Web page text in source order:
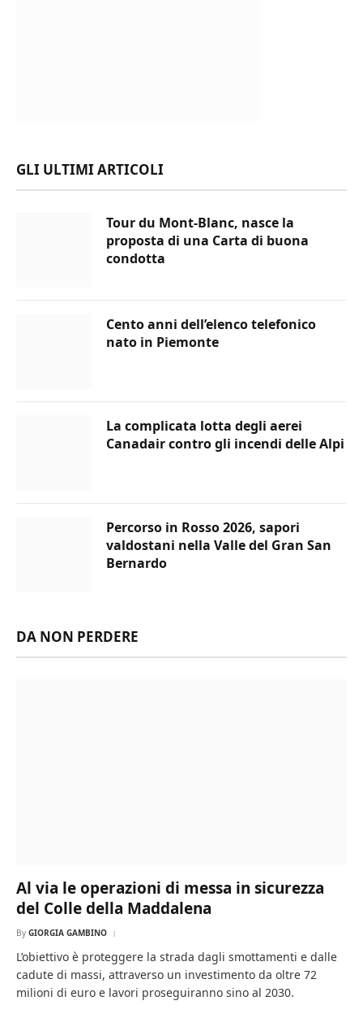
GLI ULTIMI ARTICOLI
Tour du Mont-Blanc, nasce la
proposta di una Carta di buona
condotta
Cento anni dell’elenco telefonico
nato in Piemonte
La complicata lotta degli aerei
Canadair contro gli incendi delle Alpi
Percorso in Rosso 2026, sapori
valdostani nella Valle del Gran San
Bernardo
DA NON PERDERE
Al via le operazioni di messa in sicurezza
del Colle della Maddalena
By GIORGIA GAMBINO
L’obiettivo è proteggere la strada dagli smottamenti e dalle
cadute di massi, attraverso un investimento da oltre 72
milioni di euro e lavori proseguiranno sino al 2030.